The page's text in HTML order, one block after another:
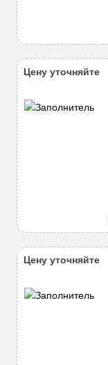
Цену уточняйте
Цену уточняйте